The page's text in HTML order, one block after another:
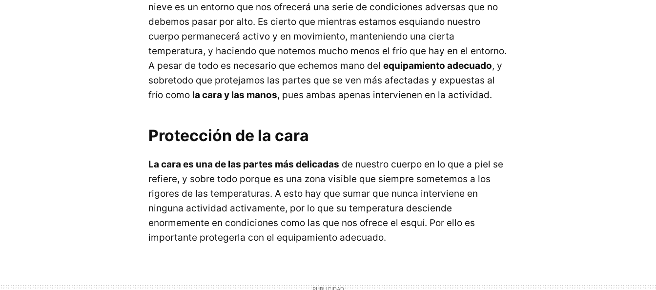
nieve es un entorno que nos ofrecerá una serie de condiciones adversas que no
debemos pasar por alto. Es cierto que mientras estamos esquiando nuestro
cuerpo permanecerá activo y en movimiento, manteniendo una cierta
temperatura, y haciendo que notemos mucho menos el frío que hay en el entorno.
A pesar de todo es necesario que echemos mano del equipamiento adecuado, y
sobretodo que protejamos las partes que se ven más afectadas y expuestas al
frío como la cara y las manos, pues ambas apenas intervienen en la actividad.
Protección de la cara
La cara es una de las partes más delicadas de nuestro cuerpo en lo que a piel se
refiere, y sobre todo porque es una zona visible que siempre sometemos a los
rigores de las temperaturas. A esto hay que sumar que nunca interviene en
ninguna actividad activamente, por lo que su temperatura desciende
enormemente en condiciones como las que nos ofrece el esquí. Por ello es
importante protegerla con el equipamiento adecuado.